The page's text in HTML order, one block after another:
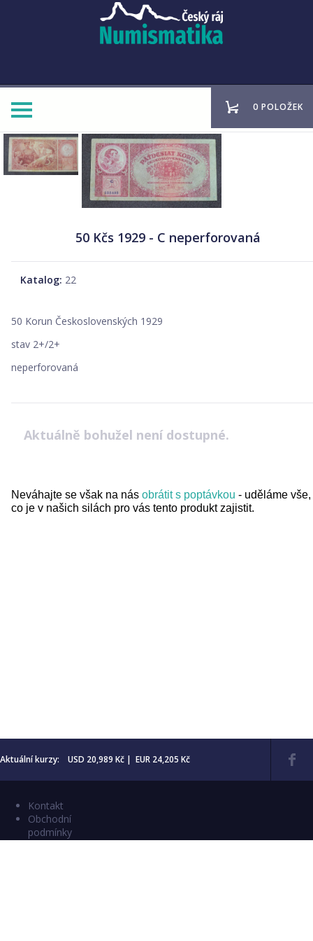
0 POLOŽEK
50 Kčs 1929 - C neperforovaná
Katalog: 22
50 Korun Československých 1929
stav 2+/2+
neperforovaná
Aktuálně bohužel není dostupné.
Neváhajte se však na nás obrátit s poptávkou - uděláme vše,
co je v našich silách pro vás tento produkt zajistit.
Aktuální kurzy: USD 20,989 Kč | EUR 24,205 Kč
Kontakt
Obchodní
podmínky